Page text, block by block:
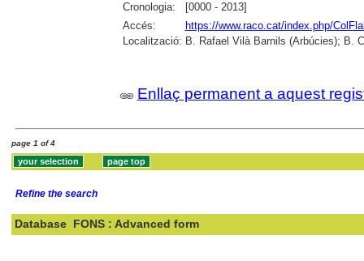
Cronologia:
[0000 - 2013]
Accés:
https://www.raco.cat/index.php/
Localització: B. Rafael Vilà Barnils (Arbúcies); B.
Enllaç permanent a aquest
page 1 of 4
Refine the search
Database FONS : Advanced form